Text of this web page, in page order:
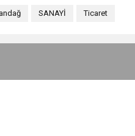
SANAYİ Ticaret